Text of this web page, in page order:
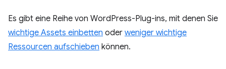
Es gibt eine Reihe von WordPress-Plug-ins, mit denen Sie
wichtige Assets einbetten oder weniger wichtige
Ressourcen aufschieben können.